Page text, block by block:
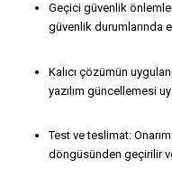
Geçici güvenlik
güvenlik durumlarında
Kalıcı çözümün
yazılım güncellemesi
Test ve teslimat:
döngüsünden geçirilir